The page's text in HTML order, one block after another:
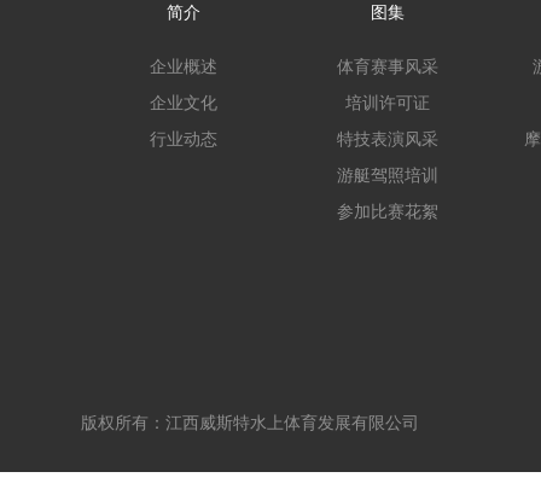
简介
企业概述
企业文化
行业动态
图集
体育赛事风采
培训许可证
特技表演风采
游艇驾照培训
参加比赛花絮
版权所有：江西威斯特水上体育发展有限公司